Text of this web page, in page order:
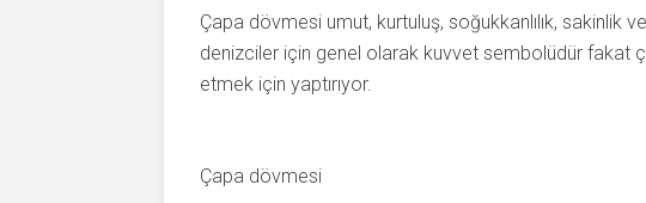
Çapa dövmesi umut, kurtuluş, soğukkanlılık, sakinlik
denizciler için genel olarak kuvvet sembolüdür fakat
etmek için yaptırıyor.
Çapa dövmesi